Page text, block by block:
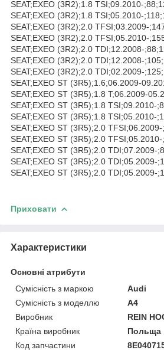
SEAT;EXEO (3R2);1.8 TSI;09.2010-
SEAT;EXEO (3R2);1.8 TSI;05.2010-
SEAT;EXEO (3R2);2.0 TFSI;03.2009-
SEAT;EXEO (3R2);2.0 TFSI;05.2010-
SEAT;EXEO (3R2);2.0 TDI;12.2008-
SEAT;EXEO (3R2);2.0 TDI;12.2008-
SEAT;EXEO (3R2);2.0 TDI;02.2009-
SEAT;EXEO ST (3R5);1.6;06.2009-
SEAT;EXEO ST (3R5);1.8 T;06.2009-
SEAT;EXEO ST (3R5);1.8 TSI;09.2010-
SEAT;EXEO ST (3R5);1.8 TSI;05.2010-
SEAT;EXEO ST (3R5);2.0
SEAT;EXEO ST (3R5);2.0
SEAT;EXEO ST (3R5);2.0 TDI;07.2009-
SEAT;EXEO ST (3R5);2.0 TDI;05.2009-
SEAT;EXEO ST (3R5);2.0 TDI;05.2009-
Приховати
Характеристики
Основні атрибути
Сумісність з маркою
Audi
Сумісність з моделлю
A4
Виробник
REIN
Країна виробник
Польща
Код запчастини